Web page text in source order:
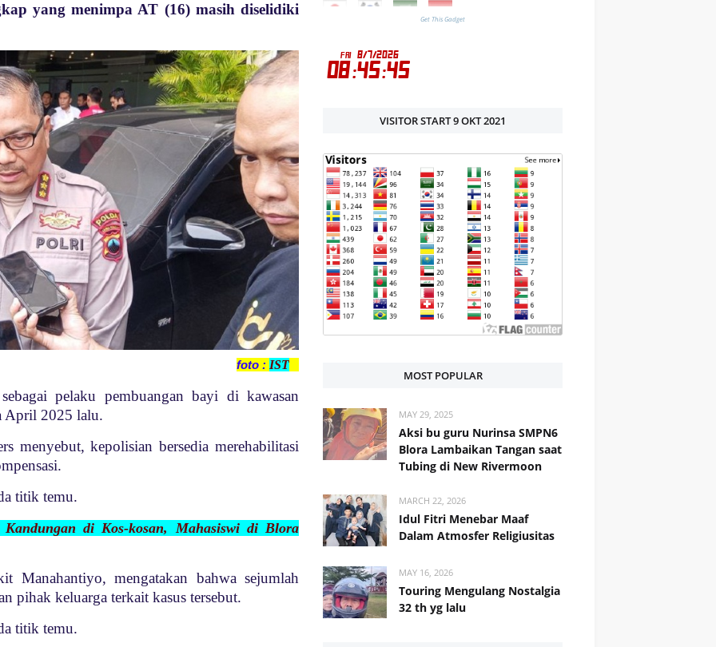
yang menimpa AT (16) masih diselidiki
foto : IST
pelaku pembuangan bayi di kawasan
April 2025 lalu.
menyebut, kepolisian bersedia merehabilitasi
titik temu.
di Kos-kosan, Mahasiswi di Blora
Manahantiyo, mengatakan bahwa sejumlah
pihak keluarga terkait kasus tersebut.
titik temu.
Get This Gadget
VISITOR START 9 OKT 2021
MOST POPULAR
MAY 29, 2025
Aksi bu guru Nurinsa SMPN6
Blora Lambaikan Tangan saat
Tubing di New Rivermoon
MARCH 22, 2026
Idul Fitri Menebar Maaf
Dalam Atmosfer Religiusitas
MAY 16, 2026
Touring Mengulang Nostalgia
32 th yg lalu